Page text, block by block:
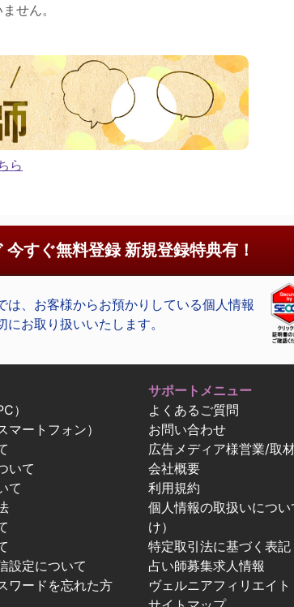
せん。
ら
今すぐ無料登録 新規登録特典有！
は、お客様からお預かりしている個人情報
にお取り扱いいたします。
）
マートフォン）
いて
て
設定について
ワードを忘れた方
サポートメニュー
よくあるご質問
お問い合わせ
広告メディア様営業/取
会社概要
利用規約
個人情報の取扱いについ
け）
特定取引法に基づく表記
占い師募集求人情報
ヴェルニアフィリエイト